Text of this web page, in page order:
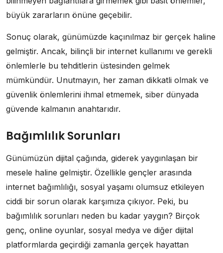
büyük zararların önüne geçebilir.
Sonuç olarak, günümüzde kaçınılmaz bir gerçek haline
gelmiştir. Ancak, bilinçli bir internet kullanımı ve gerekli
önlemlerle bu tehditlerin üstesinden gelmek
mümkündür. Unutmayın, her zaman dikkatli olmak ve
güvenlik önlemlerini ihmal etmemek, siber dünyada
güvende kalmanın anahtarıdır.
Bağımlılık Sorunları
Günümüzün dijital çağında, giderek yaygınlaşan bir
mesele haline gelmiştir. Özellikle gençler arasında
internet bağımlılığı, sosyal yaşamı olumsuz etkileyen
ciddi bir sorun olarak karşımıza çıkıyor. Peki, bu
bağımlılık sorunları neden bu kadar yaygın? Birçok
genç, online oyunlar, sosyal medya ve diğer dijital
platformlarda geçirdiği zamanla gerçek hayattan